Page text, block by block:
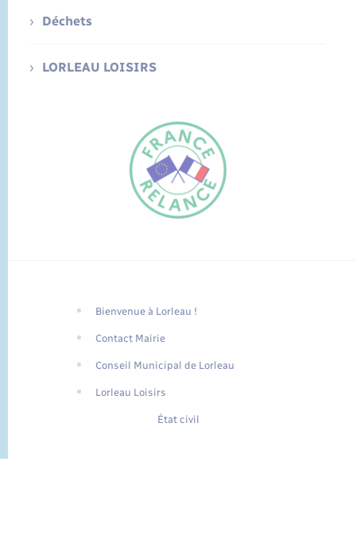
Traduction du
FR
Déchets
LORLEAU LOISIRS
Bienvenue à Lorleau !
Contact Mairie
Conseil Municipal de Lorleau
Lorleau Loisirs
État civil